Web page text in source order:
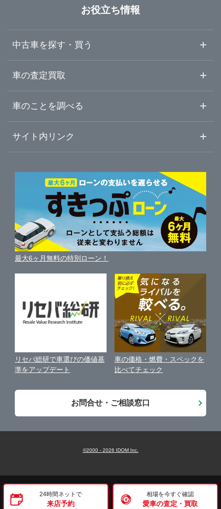
ガリバー熊本インター店
ガリバー熊本清水バイパス店
ガリバー熊本八代店
ガリバー人吉サンロードシティー店
熊本・宇城・県央
八代・球磨・県南
大分県
宮崎県
鹿児島県
沖縄県
24時間ネットで
来店予約
相場を今すぐ確認
愛車の査定・買取
お役立ち情報
中古車を探す・買う
中古車情報・中古車検索
初めての中古車購入ガイド
中古車人気ランキング
自動車ローンを調べる
ガリバーの自動車ローン
車買い替えの基礎知識
近くのお店で車を探す
車の査定買取
車査定・車買取ならガリバー
ガリバーの査定が選ばれる理由
車を売る時よくある質問
便利な査定サービス
中古車買取相場（毎月更新）
車の個人売買ガイド
車のことを調べる
車初心者まとめ
新車・中古車カタログ
車の燃費を調べる
車種別クチコミ
車比較サイト
サイト内リンク
サイトマップ
サイトの使用条件
利用規約
保険代理店業務に関する基本方針
古物営業法に基づく表示
お客様の声
会社案内
最大6ヶ月無料の特別ローン！
リセバ総研で車選びの価値基
準をアップデート
車の価格・燃費・スペックを
比べてチェック
お問合せ・ご相談窓口
©2000 - 2026 IDOM Inc.